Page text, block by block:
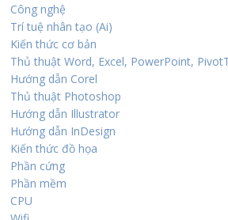
Công nghệ
Trí tuệ nhân tạo (Ai)
Kiến thức cơ bản
Thủ thuật Word, Excel, PowerPoint,
Hướng dẫn Corel
Thủ thuật Photoshop
Hướng dẫn Illustrator
Hướng dẫn InDesign
Kiến thức đồ họa
Phần cứng
Phần mềm
CPU